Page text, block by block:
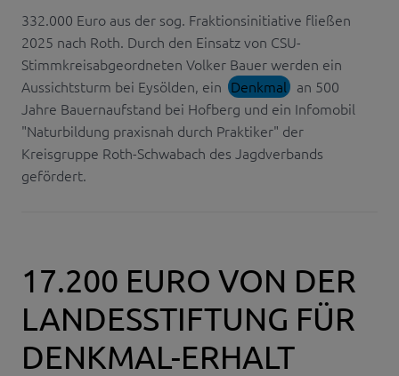
332.000 Euro aus der sog. Fraktionsinitiative fließen
2025 nach Roth. Durch den Einsatz von CSU-
Stimmkreisabgeordneten Volker Bauer werden ein
Aussichtsturm bei Eysölden, ein Denkmal an 500
Jahre Bauernaufstand bei Hofberg und ein Infomobil
"Naturbildung praxisnah durch Praktiker" der
Kreisgruppe Roth-Schwabach des Jagdverbands
gefördert.
17.200 EURO VON DER
LANDESSTIFTUNG FÜR
DENKMAL-ERHALT